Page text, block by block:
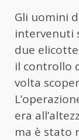
Gli uomini
intervenuti
due
il controllo
volta
era
ma è stato